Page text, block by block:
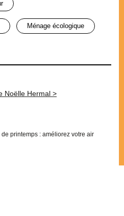
ménage écologique
Noëlle Hermal >
de printemps : améliorez votre air